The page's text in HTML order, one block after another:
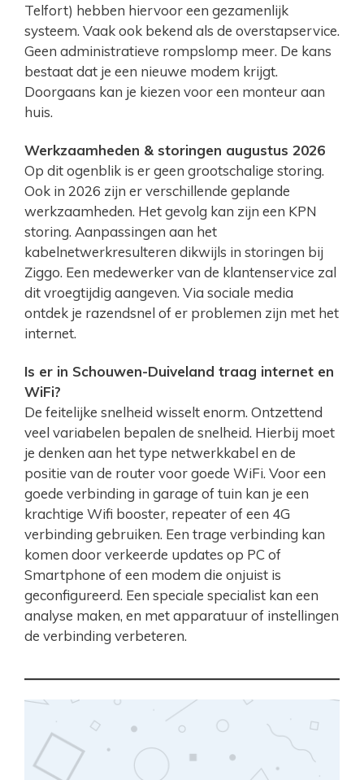
Telfort) hebben hiervoor een gezamenlijk
systeem. Vaak ook bekend als de overstapservice.
Geen administratieve rompslomp meer. De kans
bestaat dat je een nieuwe modem krijgt.
Doorgaans kan je kiezen voor een monteur aan
huis.
Werkzaamheden & storingen augustus 2026
Op dit ogenblik is er geen grootschalige storing.
Ook in 2026 zijn er verschillende geplande
werkzaamheden. Het gevolg kan zijn een KPN
storing. Aanpassingen aan het
kabelnetwerkresulteren dikwijls in storingen bij
Ziggo. Een medewerker van de klantenservice zal
dit vroegtijdig aangeven. Via sociale media
ontdek je razendsnel of er problemen zijn met het
internet.
Is er in Schouwen-Duiveland traag internet en
WiFi?
De feitelijke snelheid wisselt enorm. Ontzettend
veel variabelen bepalen de snelheid. Hierbij moet
je denken aan het type netwerkkabel en de
positie van de router voor goede WiFi. Voor een
goede verbinding in garage of tuin kan je een
krachtige Wifi booster, repeater of een 4G
verbinding gebruiken. Een trage verbinding kan
komen door verkeerde updates op PC of
Smartphone of een modem die onjuist is
geconfigureerd. Een speciale specialist kan een
analyse maken, en met apparatuur of instellingen
de verbinding verbeteren.